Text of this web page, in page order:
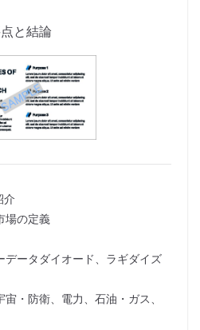
と結論
介
場の定義
ータダイオード、ラギダイズ
防衛、電力、石油・ガス、